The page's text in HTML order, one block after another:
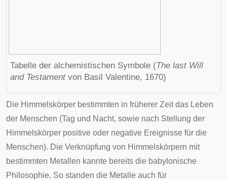
Tabelle der alchemistischen Symbole (The last Will
and Testamentvon Basil Valentine, 1670)
Die Himmelskörper bestimmten in früherer Zeit das Leben
der Menschen (Tag und Nacht, sowie nach Stellung der
Himmelskörper positive oder negative Ereignisse für die
Menschen). Die Verknüpfung von Himmelskörpern mit
bestimmten Metallen kannte bereits die babylonische
Philosophie. So standen die Metalle auch für